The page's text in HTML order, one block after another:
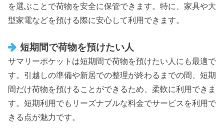
を選ぶことで荷物を安全に保管できます。特に、家具や大
型家電などを預ける際に安心して利用できます。
短期間で荷物を預けたい人
サマリーポケットは短期間で荷物を預けたい人にも最適で
す。引越しの準備や新居での整理が終わるまでの間、短期
間だけ荷物を預けることができるため、柔軟に利用できま
す。短期利用でもリーズナブルな料金でサービスを利用で
きる点が魅力です。